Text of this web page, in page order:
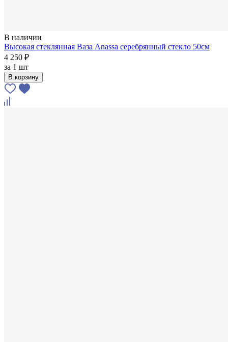
В наличии
Высокая стеклянная Ваза Anassa серебрянный стекло 50см
4 250 ₽
за 1 шт
В корзину